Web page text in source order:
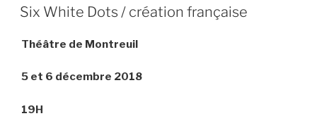
LE
Six White Dots / création française
Théâtre de Montreuil
5 et 6 décembre 2018
19H